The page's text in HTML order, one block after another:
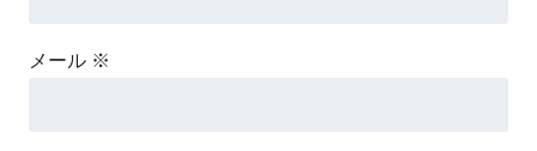
メール ※